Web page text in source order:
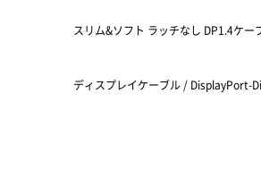
スリム&ソフト ラッチなし DP1.4ケー
ディスプレイケーブル / DisplayPort-